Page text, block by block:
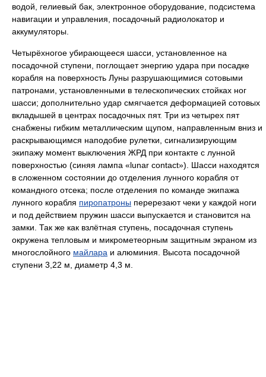
водой, гелиевый бак, электронное оборудование, подсистема
навигации и управления, посадочный радиолокатор и
аккумуляторы.
Четырёхногое убирающееся шасси, установленное на
посадочной ступени, поглощает энергию удара при посадке
корабля на поверхность Луны разрушающимися сотовыми
патронами, установленными в телескопических стойках ног
шасси; дополнительно удар смягчается деформацией сотовых
вкладышей в центрах посадочных пят. Три из четырех пят
снабжены гибким металлическим щупом, направленным вниз и
раскрывающимся наподобие рулетки, сигнализирующим
экипажу момент выключения ЖРД при контакте с лунной
поверхностью (синяя лампа «lunar contact»). Шасси находятся
в сложенном состоянии до отделения лунного корабля от
командного отсека; после отделения по команде экипажа
лунного корабля пиропатроны перерезают чеки у каждой ноги
и под действием пружин шасси выпускается и становится на
замки. Так же как взлётная ступень, посадочная ступень
окружена тепловым и микрометеорным защитным экраном из
многослойного майлара и алюминия. Высота посадочной
ступени 3,22 м, диаметр 4,3 м.